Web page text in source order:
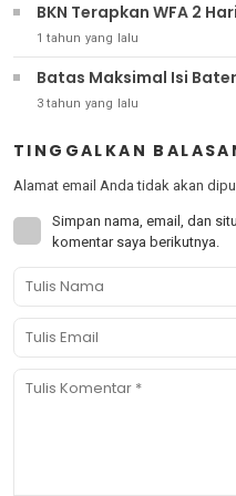
BKN Terapkan WFA 2
1 tahun yang lalu
Batas Maksimal Isi
3 tahun yang lalu
TINGGALKAN
Alamat email Anda tidak akan
Simpan nama, email, dan
komentar saya berikutnya.